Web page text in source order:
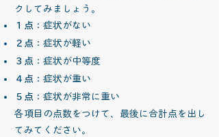
クしてみましょう。
１点 ：症状がない
２点 ：症状が軽い
３点 ：症状が中等度
４点 ：症状が重い
５点 ：症状が非常に重い
各項目の点数をつけて、最後に合計点を出し
てみてください。